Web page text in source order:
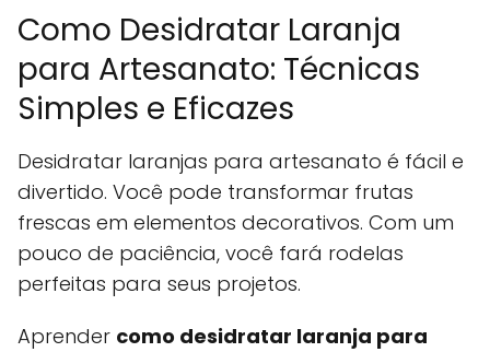
Como Desidratar Laranja
para Artesanato: Técnicas
Simples e Eficazes
Desidratar laranjas para artesanato é fácil e
divertido. Você pode transformar frutas
frescas em elementos decorativos. Com um
pouco de paciência, você fará rodelas
perfeitas para seus projetos.
Aprender como desidratar laranja para